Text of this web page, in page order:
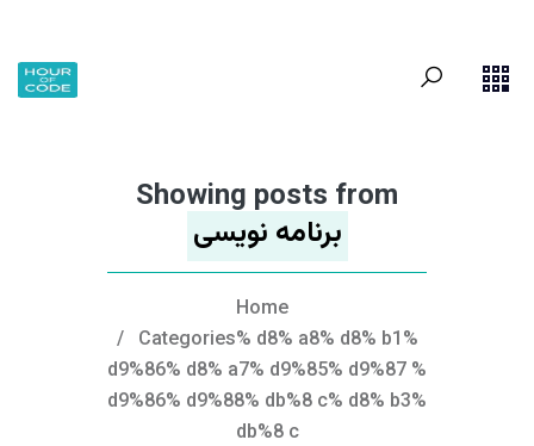
Showing posts from
برنامه نویسی
Home
/ Categories% d8% a8% d8% b1%
d9%86% d8% a7% d9%85% d9%87 %
d9%86% d9%88% db%8 c% d8% b3%
db%8 c